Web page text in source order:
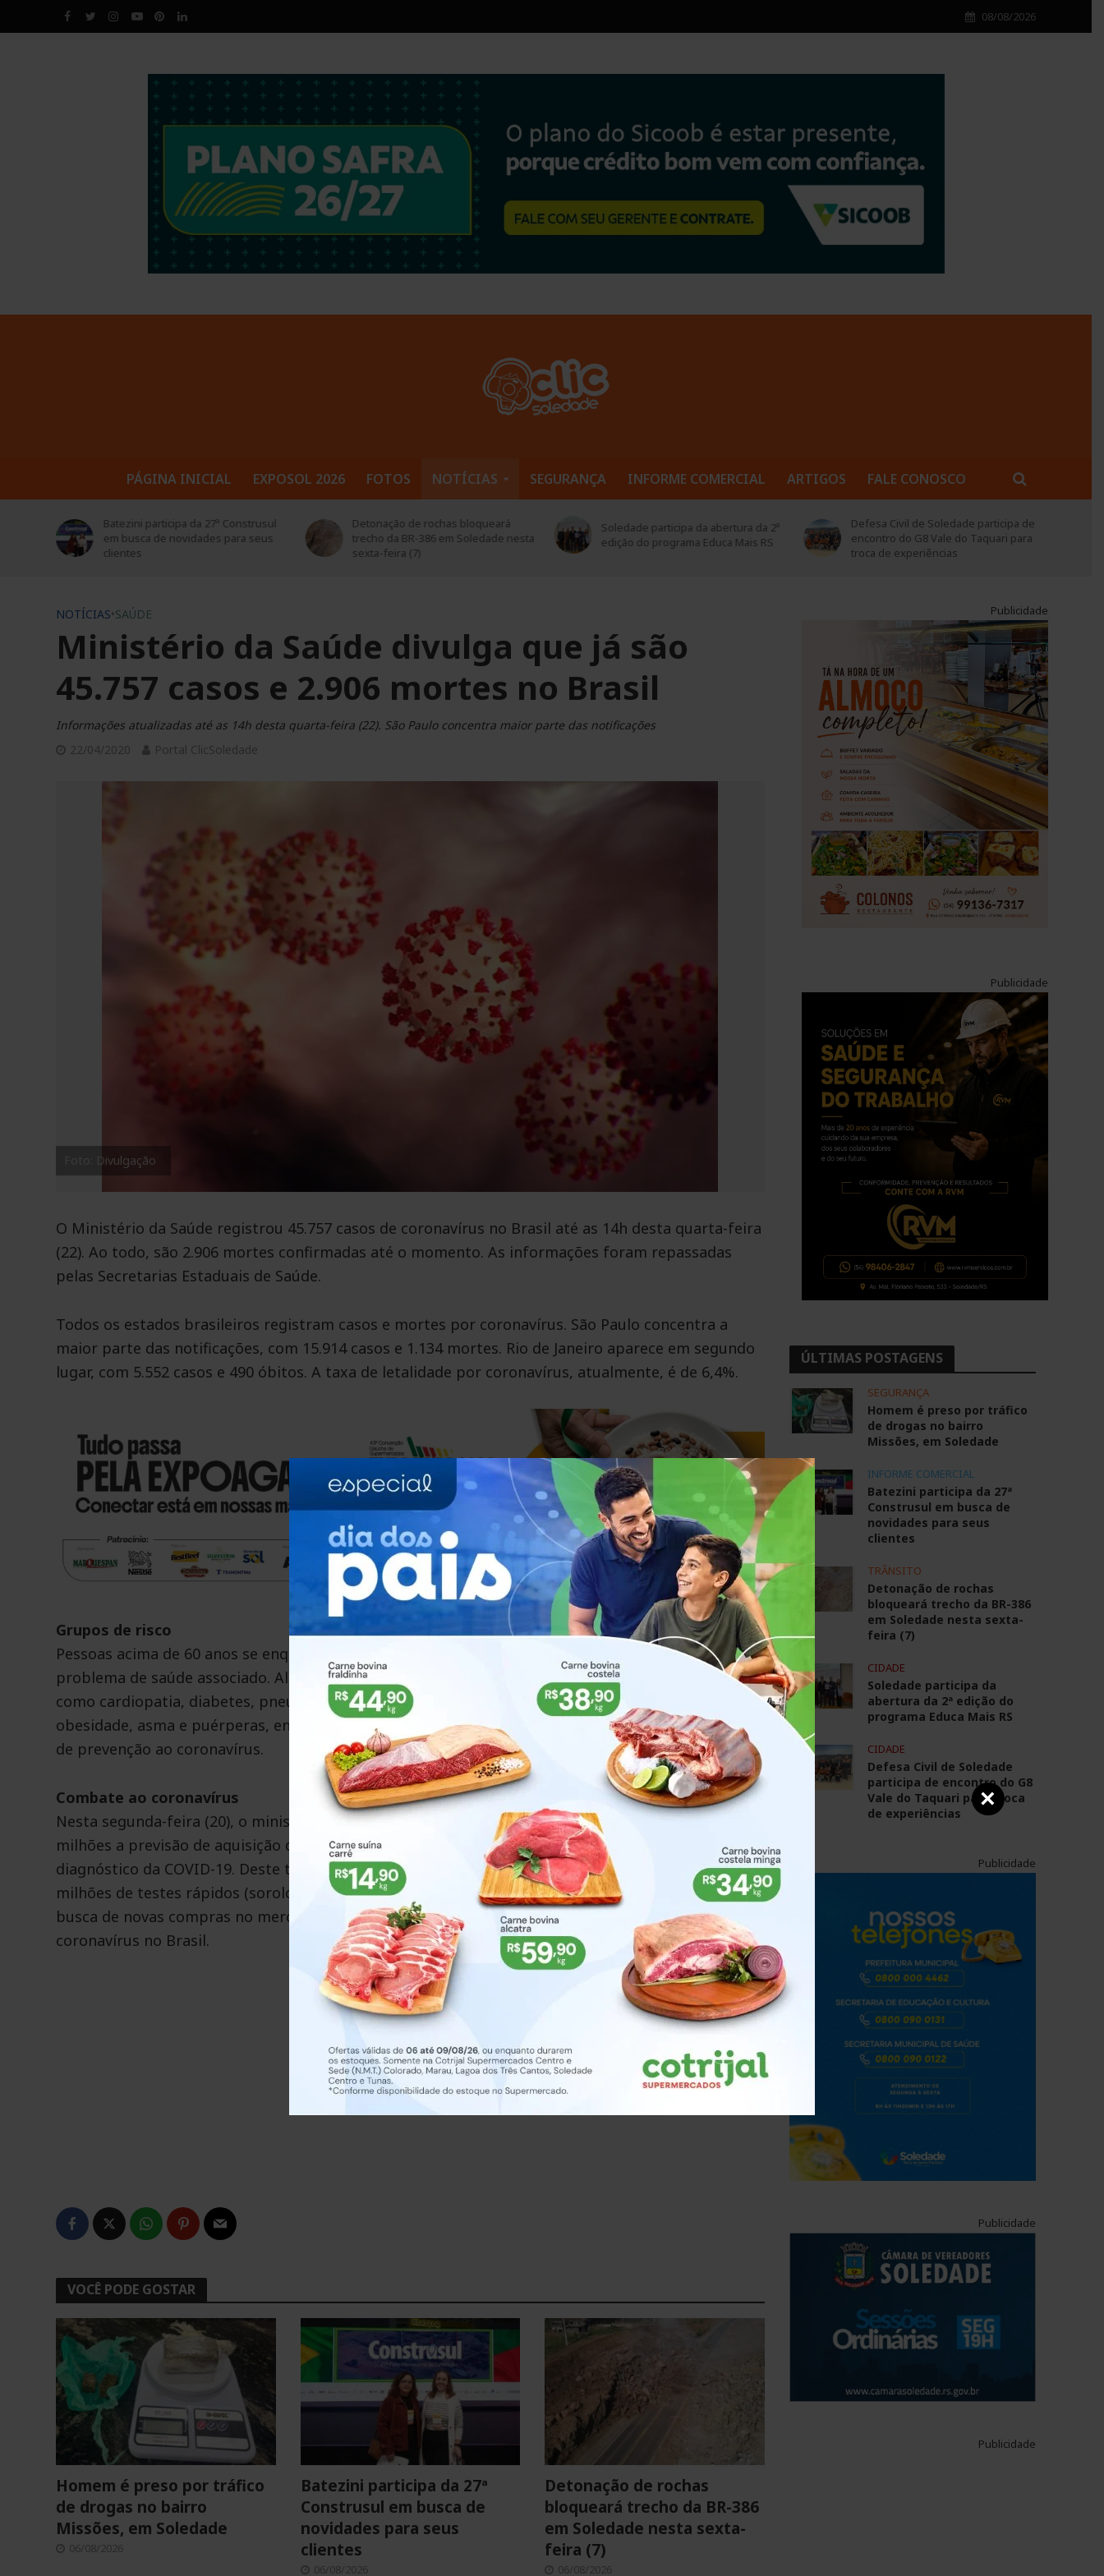
08/08/2026
PÁGINA INICIAL EXPOSOL 2026 FOTOS NOTÍCIAS SEGURANÇA INFORME COMERCIAL ARTIGOS FALE CONOSCO
Detonação de rochas bloqueará
trecho da BR-386 em Soledade nesta
sexta-feira (7)
Soledade participa da abertura da 2ª
edição do programa Educa Mais RS
Defesa Civil de Soledade participa de
encontro do G8 Vale do Taquari para
troca de experiências
Soledade abre inscrições para
projeto “Garimpando Escritores –
Lapidando Leitores”
NOTÍCIAS•SAÚDE
Ministério da Saúde divulga que já são
45.757 casos e 2.906 mortes no Brasil
Informações atualizadas até as 14h desta quarta-feira (22). São Paulo concentra maior parte das notificações
22/04/2020
Portal ClicSoledade
Foto: Divulgação
O Ministério da Saúde registrou 45.757 casos de coronavírus no Brasil até as 14h desta quarta-feira
(22). Ao todo, são 2.906 mortes confirmadas até o momento. As informações foram repassadas
pelas Secretarias Estaduais de Saúde.
Todos os estados brasileiros registram casos e mortes por coronavírus. São Paulo concentra a
maior parte das notificações, com 15.914 casos e 1.134 mortes. Rio de Janeiro aparece em segundo
lugar, com 5.552 casos e 490 óbitos. A taxa de letalidade por coronavírus, atualmente, é de 6,4%.
Grupos de risco
Pessoas acima de 60 anos se enquadram no grupo de risco, mesmo que não tenham nenhum
problema de saúde associado. Além disso, pessoas de qualquer idade que tenham comobirdades,
como cardiopatia, diabetes, pneumopatia, doença neurológica ou renal, imunodepressão,
obesidade, asma e puérperas, entre outras, também precisam redobrar os cuidados nas medidas
de prevenção ao coronavírus.
Combate ao coronavírus
Nesta segunda-feira (20), o ministro da Saúde, Nelson Teich, ampliou de 23,9 milhões para 46,2
milhões a previsão de aquisição de testes, seja por compras diretas ou por meio de doações, para
diagnóstico da COVID-19. Deste total, são 24,2 milhões de testes RT-PCR (biologia molecular) e 22
milhões de testes rápidos (sorologia). A iniciativa faz parte dos esforços do Ministério da Saúde na
busca de novas compras no mercado nacional e internacional para ampliação da testagem do
coronavírus no Brasil.
VOCÊ PODE GOSTAR
Homem é preso por tráfico
de drogas no bairro
Missões, em Soledade
06/08/2026
Batezini participa da 27ª
Construsul em busca de
novidades para seus
clientes
06/08/2026
Detonação de rochas
bloqueará trecho da BR-386
em Soledade nesta sexta-
feira (7)
06/08/2026
Publicidade
Publicidade
ÚLTIMAS POSTAGENS
SEGURANÇA
Homem é preso por tráfico
de drogas no bairro
Missões, em Soledade
INFORME COMERCIAL
Batezini participa da 27ª
Construsul em busca de
novidades para seus
clientes
TRÂNSITO
Detonação de rochas
bloqueará trecho da BR-386
em Soledade nesta sexta-
feira (7)
CIDADE
Soledade participa da
abertura da 2ª edição do
programa Educa Mais RS
CIDADE
Defesa Civil de Soledade
participa de encontro do G8
Vale do Taquari para troca
de experiências
Publicidade
Publicidade
Publicidade
×